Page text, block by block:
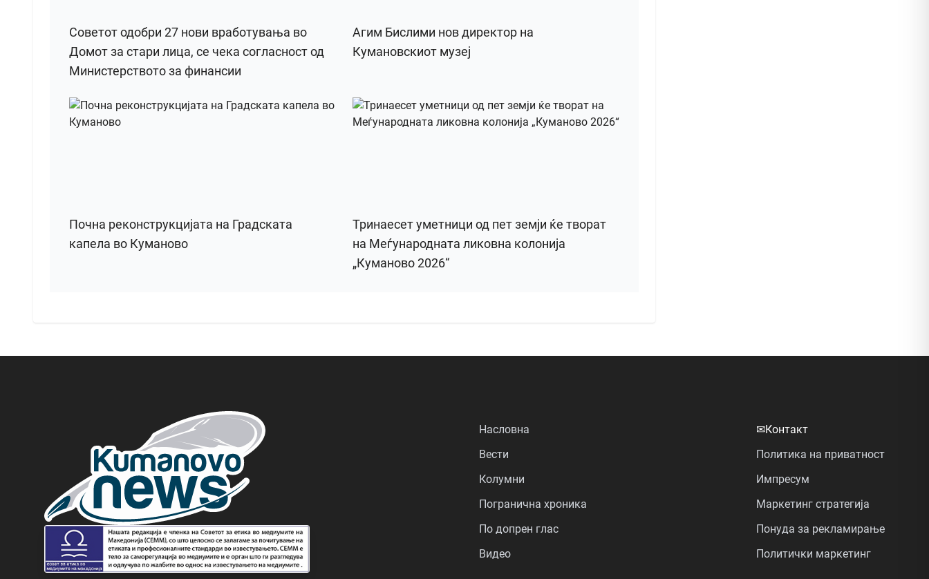
Советот одобри 27 нови вработувања во
Домот за стари лица, се чека согласност од
Министерството за финансии
Агим Бислими нов директор на
Кумановскиот музеј
Почна реконструкцијата на Градската
капела во Куманово
Тринаесет уметници од пет земји ќе творат
на Меѓународната ликовна колонија
„Куманово 2026“
Насловна
Вести
Колумни
Погранична хроника
По допрен глас
Видео
✉Контакт
Политика на приватност
Импресум
Маркетинг стратегија
Понуда за рекламирање
Политички маркетинг